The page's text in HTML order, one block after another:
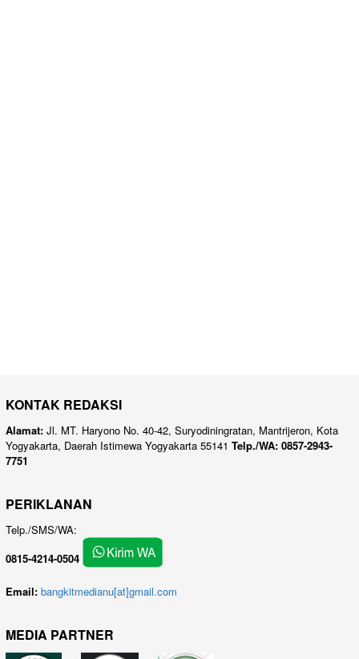
KONTAK REDAKSI
Alamat: Jl. MT. Haryono No. 40-42, Suryodiningratan, Mantrijeron, Kota
Yogyakarta, Daerah Istimewa Yogyakarta 55141 Telp./WA: 0857-2943-
7751
PERIKLANAN
Telp./SMS/WA:
0815-4214-0504
Email: bangkitmedianu[at]gmail.com
MEDIA PARTNER